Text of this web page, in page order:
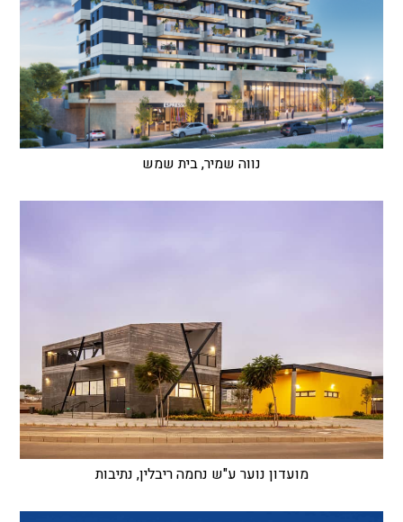
נווה שמיר, בית שמש
מועדון נוער ע"ש נחמה ריבלין, נתיבות